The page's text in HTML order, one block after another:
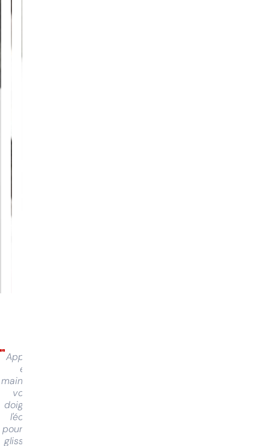
Appuyez
et
maintenez
votre
doigt sur
l'écran
pour faire
glisser et